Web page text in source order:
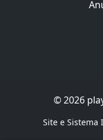
© 2026
Site e Sistema